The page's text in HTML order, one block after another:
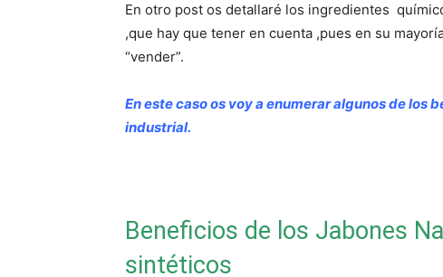
En otro post os detallaré los ingredientes
,que hay que tener en cuenta ,pues en su
“vender”.
En este caso os voy a enumerar algunos de los
industrial.
Beneficios de los Jabones
sintéticos